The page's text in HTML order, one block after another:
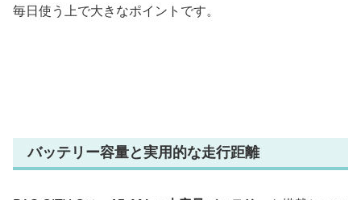
毎日使う上で大きなポイントです。
バッテリー容量と実用的な走行距離